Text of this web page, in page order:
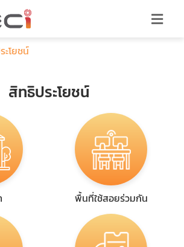
ะโยชน์
สิทธิประโยชน์
พื้นที่ใช้สอยร่วมกัน